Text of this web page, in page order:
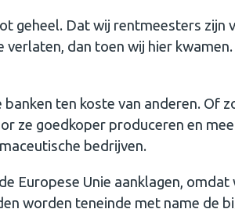
geheel. Dat wij rentmeesters zijn
dan toen wij hier
banken ten koste van anderen. Of
ze goedkoper produceren en
bedrijven.
Europese Unie aanklagen, omdat
worden teneinde met name de